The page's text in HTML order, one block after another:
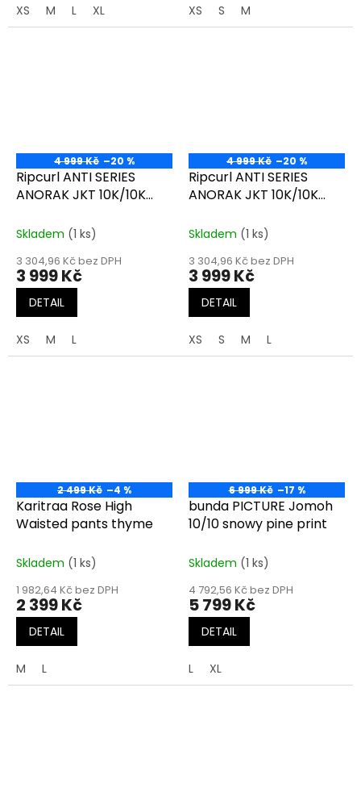
XS M L XL XS S M
4 999 Kč –20 %
Ripcurl ANTI SERIES
ANORAK JKT 10K/10K
Skladem (1 ks)
3 304,96 Kč bez DPH
3 999 Kč
DETAIL
XS M L
4 999 Kč –20 %
Ripcurl ANTI SERIES
ANORAK JKT 10K/10K
Skladem (1 ks)
3 304,96 Kč bez DPH
3 999 Kč
DETAIL
XS S M L
2 499 Kč –4 %
Karitraa Rose High
Waisted pants thyme
Skladem (1 ks)
1 982,64 Kč bez DPH
2 399 Kč
DETAIL
M L
6 999 Kč –17 %
bunda PICTURE Jomoh
10/10 snowy pine print
Skladem (1 ks)
4 792,56 Kč bez DPH
5 799 Kč
DETAIL
L XL